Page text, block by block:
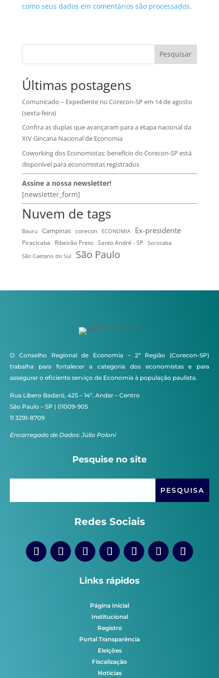
como seus dados em comentários são processados.
Pesquisar
Últimas postagens
Comunicado – Expediente no Corecon-SP em 14 de agosto
(sexta-feira)
Confira as duplas que avançaram para a etapa nacional da
XIV Gincana Nacional de Economia
Coworking dos Economistas: benefício do Corecon-SP está
disponível para economistas registrados
Assine a nossa newsletter!
[newsletter_form]
Nuvem de tags
Bauru Campinas corecon ECONOMIA Ex-presidente
Piracicaba Ribeirão Preto Santo André - SP
Sorocaba
São Caetano do Sul
São Paulo
O Conselho Regional de Economia – 2ª Região (Corecon-SP)
trabalha para fortalecer a categoria dos economistas e para
assegurar o eficiente serviço de Economia à população paulista.
Rua Líbero Badaró, 425 – 14º. Andar – Centro
São Paulo – SP | 01009-905
11 3291-8709
Encarregado de Dados: Júlio Poloni
Pesquise no site
Redes Sociais
Links rápidos
Página Inicial
Institucional
Registro
Portal Transparência
Eleições
Fiscalização
Notícias